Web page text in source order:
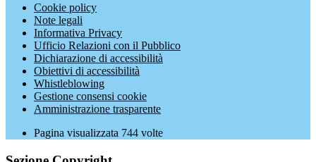
Cookie policy
Note legali
Informativa Privacy
Ufficio Relazioni con il Pubblico
Dichiarazione di accessibilità
Obiettivi di accessibilità
Whistleblowing
Gestione consensi cookie
Amministrazione trasparente
Pagina visualizzata 744 volte